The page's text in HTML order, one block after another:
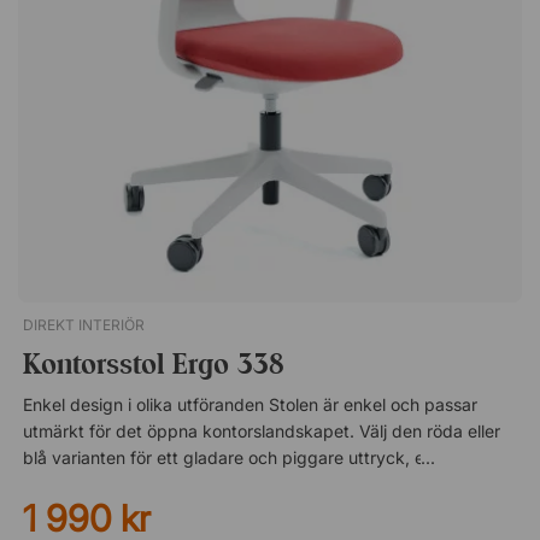
Produkten är fullt brukbar och funktionell men har mindre
märken på hjul och fotkryss, samt en mindre fläck på
ryggstödet. I tyget Capture 7301 (Gabriel.) Ryggstöd med
justerbar höjd. Bekväm synkrongunga (Syncro Active) – låsbar
ryggstöd med ZenXit som formar sig efter ryggen. Obs! Första
bilden är endast för att demonstrera modellen på stolen - den
rätta färgen (Capture 7301 - Gabriel) visas på bild 2 och 3.
DIREKT INTERIÖR
Kontorsstol Ergo 338
Enkel design i olika utföranden Stolen är enkel och passar
utmärkt för det öppna kontorslandskapet. Välj den röda eller
blå varianten för ett gladare och piggare uttryck, eller välj den
kommer med fem hjul, ett snurrstativ i stål vilket ger dig en
1 990 kr